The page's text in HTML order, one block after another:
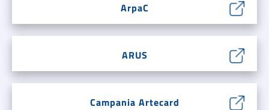
ArpaC
ARUS
Campania Artecard